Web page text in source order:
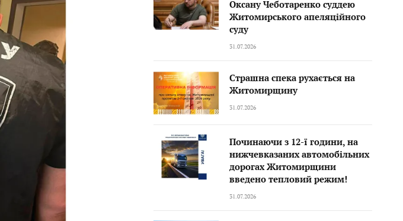
Оксану Чеботаренко суддею
Житомирського апеляційного
суду
31.07.2026
Страшна спека рухається на
Житомирщину
31.07.2026
Починаючи з 12-ї години, на
нижчевказаних автомобільних
дорогах Житомирщини
введено тепловий режим!
31.07.2026